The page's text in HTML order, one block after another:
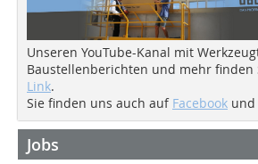
Unseren YouTube-Kanal mit
Baustellenberichten und mehr finden
Link.
Sie finden uns auch auf Facebook und
Jobs